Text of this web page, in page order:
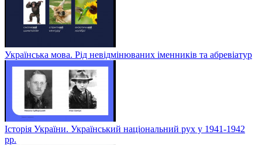
Українська мова. Рід невідмінюваних іменників та абревіатур
Історія України. Український національний рух у 1941-1942
рр.